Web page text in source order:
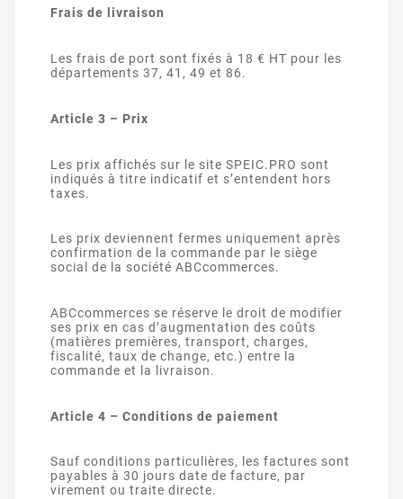
Frais de livraison
Les frais de port sont fixés à 18 € HT pour les
départements 37, 41, 49 et 86.
Article 3 – Prix
Les prix affichés sur le site SPEIC.PRO sont
indiqués à titre indicatif et s’entendent hors
taxes.
Les prix deviennent fermes uniquement après
confirmation de la commande par le siège
social de la société ABCcommerces.
ABCcommerces se réserve le droit de modifier
ses prix en cas d’augmentation des coûts
(matières premières, transport, charges,
fiscalité, taux de change, etc.) entre la
commande et la livraison.
Article 4 – Conditions de paiement
Sauf conditions particulières, les factures sont
payables à 30 jours date de facture, par
virement ou traite directe.